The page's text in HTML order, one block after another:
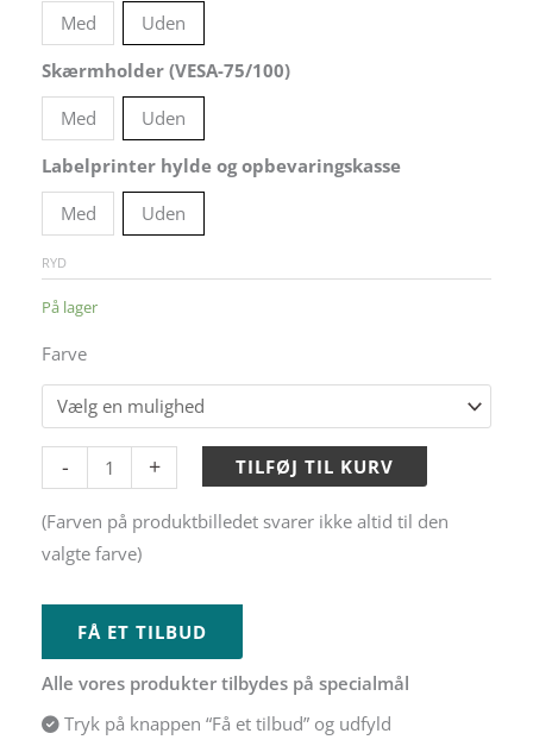
Med
Uden
Skærmholder (VESA-75/100)
Med
Uden
Labelprinter hylde og opbevaringskasse
Med Uden
RYD
På lager
Farve
- + TILFØJ TIL KURV
(Farven på produktbilledet svarer ikke altid til den
valgte farve)
FÅ ET TILBUD
Alle vores produkter tilbydes på specialmål
Tryk på knappen “Få et tilbud” og udfyld